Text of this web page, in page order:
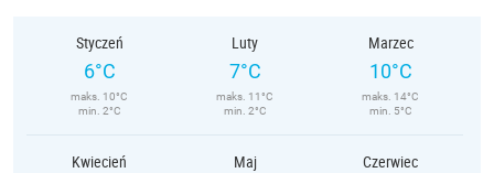
Styczeń
6°C
maks. 10°C
min. 2°C
Luty
7°C
maks. 11°C
min. 2°C
Marzec
10°C
maks. 14°C
min. 5°C
Kwiecień Maj Czerwiec